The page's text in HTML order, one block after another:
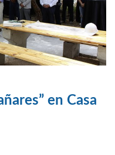
en Casa